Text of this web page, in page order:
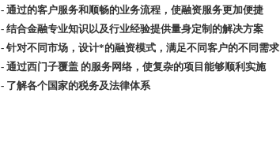
- 通过的客户服务和顺畅的业务流程，使融资服务更加便捷
- 结合金融专业知识以及行业经验提供量身定制的解决方案
- 针对不同市场，设计*的融资模式，满足不同客户的不同需求
- 通过西门子覆盖 的服务网络，使复杂的项目能够顺利实施
- 了解各个国家的税务及法律体系